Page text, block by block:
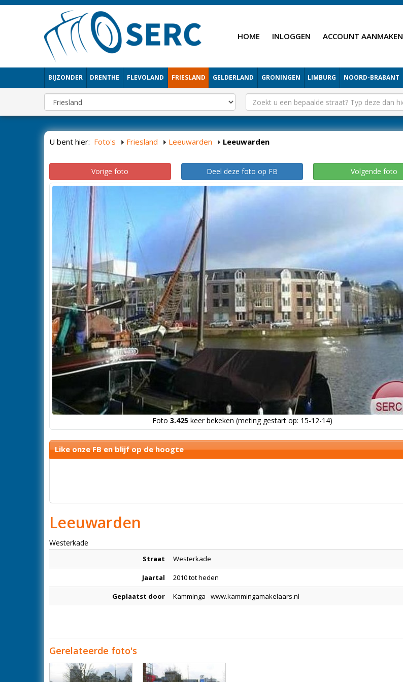
HOME INLOGGEN ACCOUNT AANMAKEN
BIJZONDER DRENTHE FLEVOLAND FRIESLAND GELDERLAND GRONINGEN LIMBURG NOORD-BRABANT
U bent hier: Foto's Friesland Leeuwarden Leeuwarden
Vorige foto Deel deze foto op FB Volgende foto
Foto 3.425keer bekeken (meting gestart op: 15-12-14)
Like onze FB en blijf op de hoogte
Leeuwarden
Westerkade
Straat Westerkade
Jaartal 2010 tot heden
Geplaatst door Kamminga - www.kammingamakelaars.nl
Gerelateerde foto's